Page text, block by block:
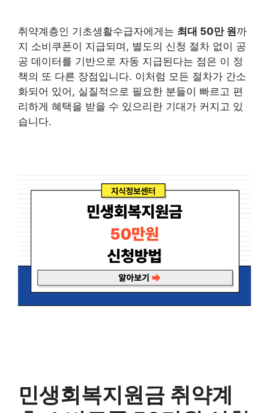
취약계층인 기초생활수급자에게는 최대 50만 원까
지 소비쿠폰이 지급되며, 별도의 신청 절차 없이 공
공 데이터를 기반으로 자동 지급된다는 점은 이 정
책의 또 다른 장점입니다. 이처럼 모든 절차가 간소
화되어 있어, 실질적으로 필요한 분들이 빠르고 편
리하게 혜택을 받을 수 있으리란 기대가 커지고 있
습니다.
민생회복지원금 취약계